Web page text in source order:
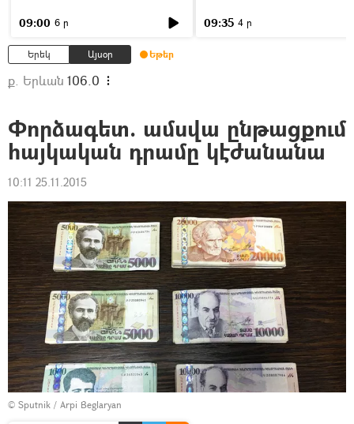
09:00 6 ր 09:35 4 ր
Երեկ Այսօր Եթեր
ք. Երևան 106.0
Փորձագետ. ամսվա ընթացքում
հայկական դրամը կէժանանա
10:11 25.11.2015
© Sputnik / Arpi Beglaryan